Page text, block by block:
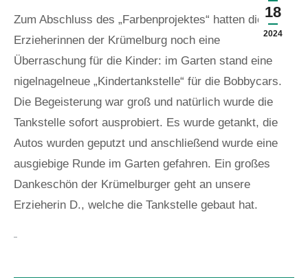
18
2024
Zum Abschluss des „Farbenprojektes“ hatten die
Erzieherinnen der Krümelburg noch eine
Überraschung für die Kinder: im Garten stand eine
nigelnagelneue „Kindertankstelle“ für die Bobbycars.
Die Begeisterung war groß und natürlich wurde die
Tankstelle sofort ausprobiert. Es wurde getankt, die
Autos wurden geputzt und anschließend wurde eine
ausgiebige Runde im Garten gefahren. Ein großes
Dankeschön der Krümelburger geht an unsere
Erzieherin D., welche die Tankstelle gebaut hat.